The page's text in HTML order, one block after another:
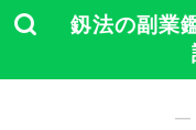
釼法の副業
―